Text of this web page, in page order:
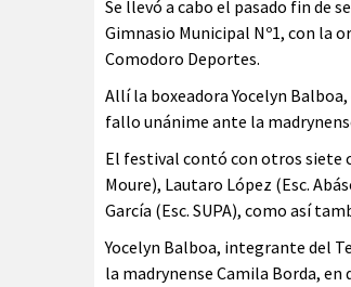
Se llevó a cabo el pasado fin de
Gimnasio Municipal Nº1, con la
Comodoro Deportes.
Allí la boxeadora Yocelyn
fallo unánime ante la
El festival contó con otros siete
Moure), Lautaro López (Esc.
García (Esc. SUPA), como así
Yocelyn Balboa, integrante del
la madrynense Camila Borda, en